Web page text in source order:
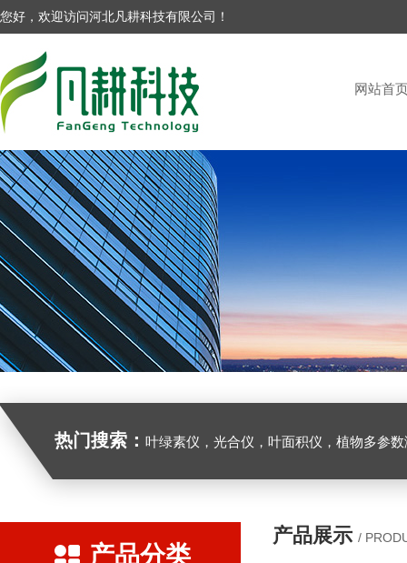
您好，欢迎访问河北凡耕科技有限公司！
网站首
热门搜索： 叶绿素仪，光合仪，叶面积仪，植物多参数测量仪，
产品分类
产品展示 /